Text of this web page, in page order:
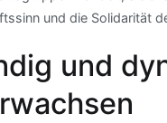
und die Solidarität
und